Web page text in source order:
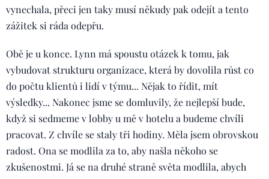
vynechala, přeci jen taky musí někudy pak odejít a tento
zážitek si ráda odepřu.
Obě je u konce. Lynn má spoustu otázek k tomu, jak
vybudovat strukturu organizace, která by dovolila růst co
do počtu klientů i lidí v týmu... Nějak to řídit, mít
výsledky... Nakonec jsme se domluvily, že nejlepší bude,
když si sedmeme v lobby u mě v hotelu a budeme chvíli
pracovat. Z chvíle se staly tři hodiny. Měla jsem obrovskou
radost. Ona se modlila za to, aby našla někoho se
zkušenostmi. Já se na druhé straně světa modlila, abych